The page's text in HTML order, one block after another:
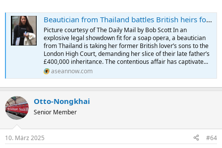
Beautician from Thailand battles British heirs for £400k inheritance
Picture courtesy of The Daily Mail by Bob Scott In an
explosive legal showdown fit for a soap opera, a beautician
from Thailand is taking her former British lover’s sons to the
London High Court, demanding her slice of their late father’s
£400,000 inheritance. The contentious affair has captivate...
aseannow.com
Otto-Nongkhai
Senior Member
10. März 2025 #64